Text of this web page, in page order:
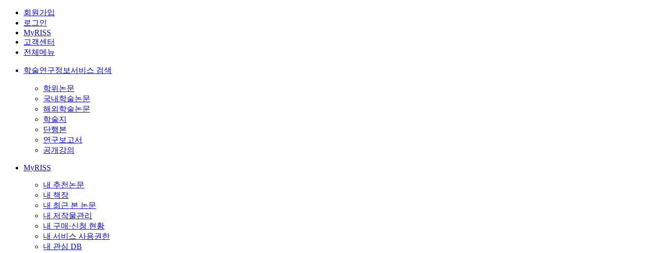
회원가입
로그인
MyRISS
고객센터
전체메뉴
학술연구정보서비스 검색
학위논문
국내학술논문
해외학술논문
학술지
단행본
연구보고서
공개강의
MyRISS
내 추천논문
내 책장
내 최근 본 논문
내 저작물관리
내 구매·신청 현황
내 서비스 사용권한
내 관심 DB